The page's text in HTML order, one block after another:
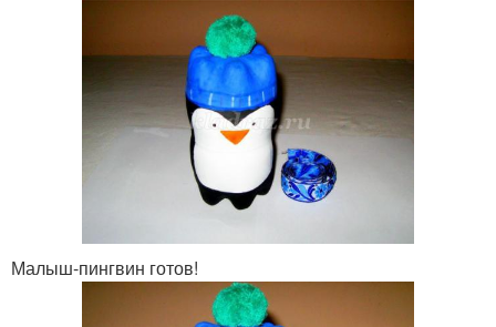
Малыш-пингвин готов!